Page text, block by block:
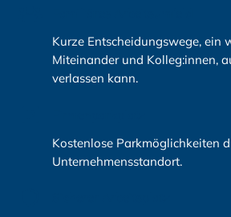
Kurze Entscheidungswege, ein
Miteinander und Kolleg:innen,
verlassen kann.
Kostenlose Parkmöglichkeiten
Unternehmensstandort.